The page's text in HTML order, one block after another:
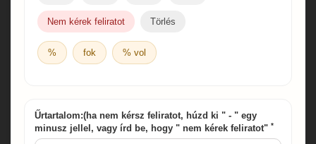
Nem kérek feliratot Törlés
% fok % vol
Űrtartalom:(ha nem kérsz feliratot, húzd ki " - " egy
minusz jellel, vagy írd be, hogy " nem kérek feliratot" *